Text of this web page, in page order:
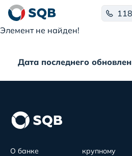
Элемент не найден!
Дата последнего
О банке
крупному